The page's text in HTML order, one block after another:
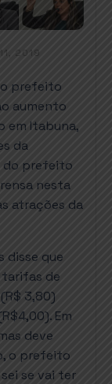
2019
prefeito
aumento
em Itabuna,
da
do prefeito
nesta
atrações da
disse que
tarifas de
3,80)
Em
deve
o prefeito
se vai ter